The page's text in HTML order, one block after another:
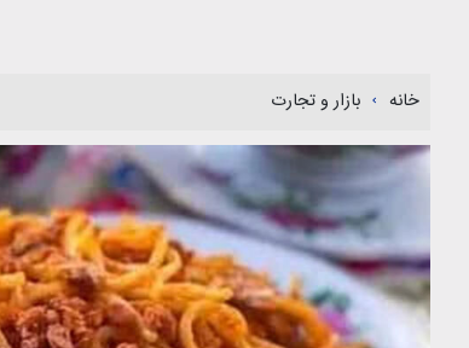
خانه بازار و تجارت